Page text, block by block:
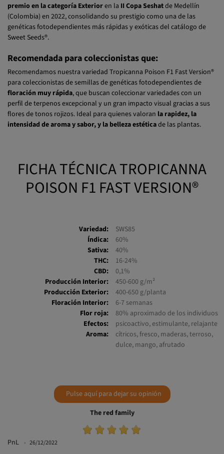
(Colombia) en 2022, consolidando su prestigio como una de las
genéticas fotodependientes más rápidas y exóticas del catálogo de
Sweet Seeds®.
Recomendamos nuestra variedad Tropicanna Poison F1 Fast Version®
para coleccionistas de semillas de genéticas fotodependientes de
floración muy rápida, que buscan coleccionar variedades con un
perfil de terpenos excepcional y un gran impacto visual gracias a sus
flores de tonos rojizos. Ideal para quienes valoranla rapidez, la
intensidad de aroma y sabor, y la belleza estética de las plantas.
FICHA TÉCNICA TROPICANNA
POISON F1 FAST VERSION®
Índica:
60%
Sativa:
40%
THC:
16-24%
CBD:
0,1%
Producción Interior:
450-600 g/m²
Producción Exterior:
400-650 g/planta
Floración Interior:
6-7 semanas
Flor roja:
80% aproximado de los individuos
Efectos:
psicoactivo, estimulante, relajante
Aroma:
cítricos, fresco, maderas, terroso,
dulce, mango, afrutado
Pulse aquí para dejar su opinión
The red family